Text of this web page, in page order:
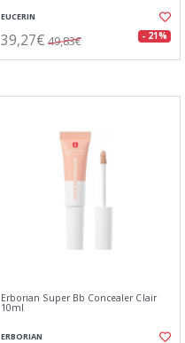
EUCERIN
39,27€ 49,83€ - 21%
Erborian Super Bb Concealer Clair
10ml
ERBORIAN